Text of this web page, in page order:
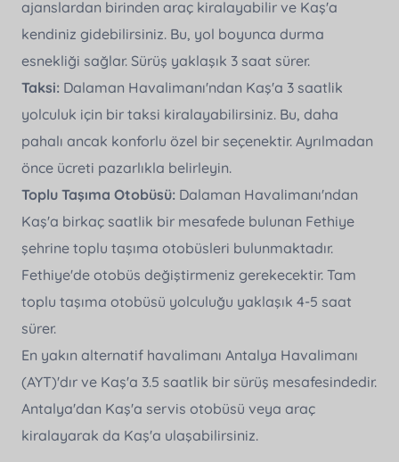
ajanslardan birinden araç kiralayabilir ve Kaş'a
kendiniz gidebilirsiniz. Bu, yol boyunca durma
esnekliği sağlar. Sürüş yaklaşık 3 saat sürer.
Taksi: Dalaman Havalimanı'ndan Kaş'a 3 saatlik
yolculuk için bir taksi kiralayabilirsiniz. Bu, daha
pahalı ancak konforlu özel bir seçenektir. Ayrılmadan
önce ücreti pazarlıkla belirleyin.
Toplu Taşıma Otobüsü: Dalaman Havalimanı'ndan
Kaş'a birkaç saatlik bir mesafede bulunan Fethiye
şehrine toplu taşıma otobüsleri bulunmaktadır.
Fethiye'de otobüs değiştirmeniz gerekecektir. Tam
toplu taşıma otobüsü yolculuğu yaklaşık 4-5 saat
sürer.
En yakın alternatif havalimanı Antalya Havalimanı
(AYT)'dır ve Kaş'a 3.5 saatlik bir sürüş mesafesindedir.
Antalya'dan Kaş'a servis otobüsü veya araç
kiralayarak da Kaş'a ulaşabilirsiniz.